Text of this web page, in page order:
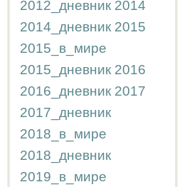
2012_дневник 2014
2014_дневник 2015
2015_в_мире
2015_дневник 2016
2016_дневник 2017
2017_дневник
2018_в_мире
2018_дневник
2019_в_мире